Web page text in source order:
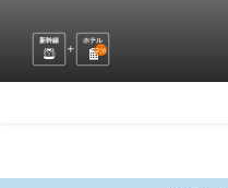
新幹線
ホテル
2泊